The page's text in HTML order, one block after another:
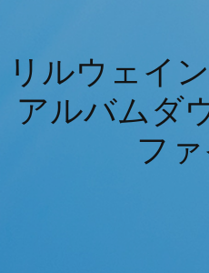
リルウェイ
アルバムダ
フ